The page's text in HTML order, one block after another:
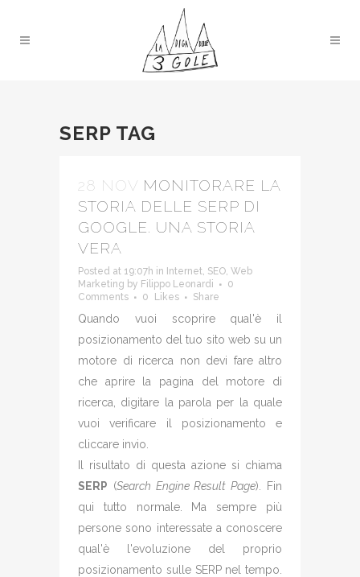
SERP TAG
28 NOV MONITORARE LA
STORIA DELLE SERP DI
GOOGLE. UNA STORIA
VERA
Posted at 19:07h in Internet, SEO, Web
Marketing by Filippo Leonardi
0
Comments
0 Likes Share
Quando vuoi scoprire qual'è il
posizionamento del tuo sito web su un
motore di ricerca non devi fare altro
che aprire la pagina del motore di
ricerca, digitare la parola per la quale
vuoi verificare il posizionamento e
cliccare invio.
Il risultato di questa azione si chiama
SERP (Search Engine Result Page). Fin
qui tutto normale. Ma sempre più
persone sono interessate a conoscere
qual'è l'evoluzione del proprio
posizionamento sulle SERP nel tempo.